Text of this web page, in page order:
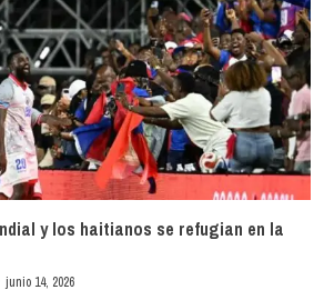
y los haitianos se refugian en la
junio 14, 2026